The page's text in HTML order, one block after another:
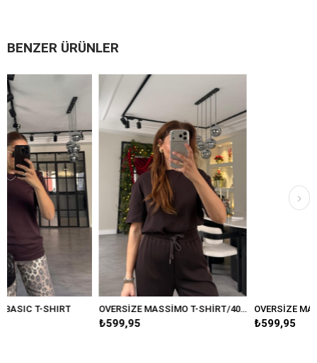
BENZER ÜRÜNLER
OVERSİZE MASSİMO T-SHİRT/4031